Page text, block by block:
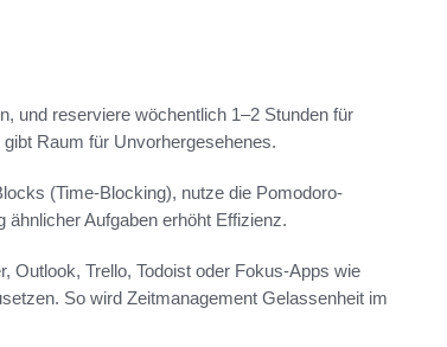
und reserviere wöchentlich 1–2 Stunden für
Raum für Unvorhergesehenes.
(Time-Blocking), nutze die Pomodoro-
Aufgaben erhöht Effizienz.
Outlook, Trello, Todoist oder Fokus-Apps wie
So wird Zeitmanagement Gelassenheit im